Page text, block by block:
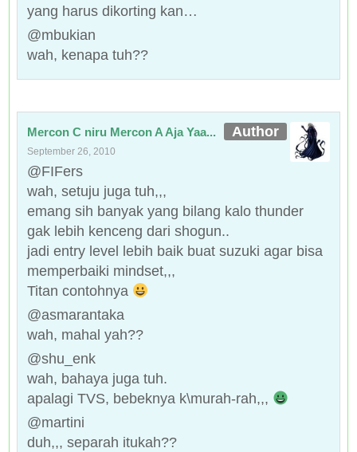
yang harus dikorting kan…
@mbukian
wah, kenapa tuh??
Mercon C niru Mercon A Aja Yaa...
September 26, 2010
@FIFers
wah, setuju juga tuh,,,
emang sih banyak yang bilang kalo thunder
gak lebih kenceng dari shogun..
jadi entry level lebih baik buat suzuki agar bisa
memperbaiki mindset,,,
Titan contohnya
@asmarantaka
wah, mahal yah??
@shu_enk
wah, bahaya juga tuh.
apalagi TVS, bebeknya k\murah-rah,,,
@martini
duh,,, separah itukah??